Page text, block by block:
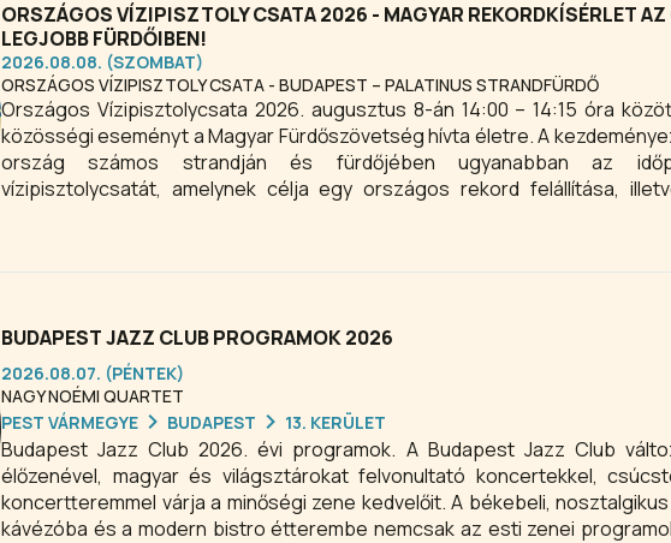
ORSZÁGOS VÍZIPISZTOLY CSATA 2026 - MAGYAR REKORDKÍSÉRLET
LEGJOBB FÜRDŐIBEN!
2026.08.08. (SZOMBAT)
ORSZÁGOS VÍZIPISZTOLY CSATA - BUDAPEST – PALATINUS STRANDFÜRDŐ
Országos Vízipisztolycsata 2026. augusztus 8-án 14:00 – 14:15 óra
közösségi eseményt a Magyar Fürdőszövetség hívta életre. A
ország számos strandján és fürdőjében ugyanabban az
vízipisztolycsatát, amelynek célja egy országos rekord felállítása,
BUDAPEST JAZZ CLUB PROGRAMOK 2026
2026.08.07. (PÉNTEK)
NAGY NOÉMI QUARTET
PEST VÁRMEGYE
BUDAPEST 13. KERÜLET
Budapest Jazz Club 2026. évi programok. A Budapest Jazz Club
élőzenével, magyar és világsztárokat felvonultató koncertekkel,
koncertteremmel várja a minőségi zene kedvelőit. A békebeli,
kávézóba és a modern bistro étterembe nemcsak az esti zenei